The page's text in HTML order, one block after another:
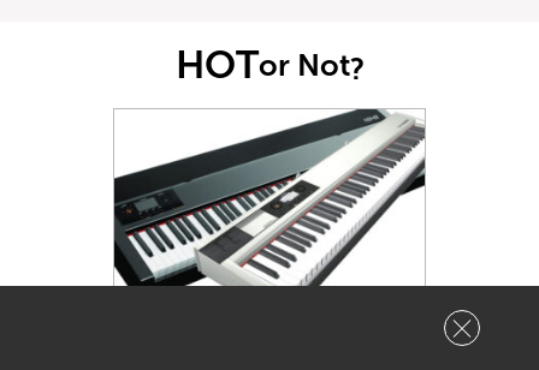
HOTor Not?
Wie heiß findest Du dieses Produkt?